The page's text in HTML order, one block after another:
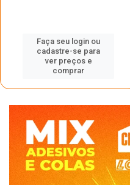
Faça seu login ou
cadastre-se para
ver preços e
comprar